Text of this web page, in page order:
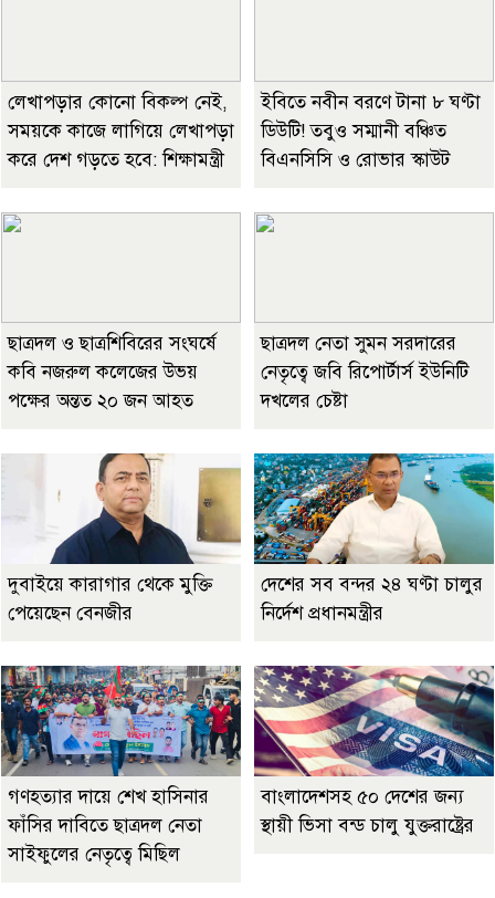
লেখাপড়ার কোনো বিকল্প নেই,
সময়কে কাজে লাগিয়ে লেখাপড়া
করে দেশ গড়তে হবে: শিক্ষামন্ত্রী
ইবিতে নবীন বরণে টানা ৮ ঘণ্টা
ডিউটি! তবুও সম্মানী বঞ্চিত
বিএনসিসি ও রোভার স্কাউট
ছাত্রদল ও ছাত্রশিবিরের সংঘর্ষে
কবি নজরুল কলেজের উভয়
পক্ষের অন্তত ২০ জন আহত
ছাত্রদল নেতা সুমন সরদারের
নেতৃত্বে জবি রিপোর্টার্স ইউনিটি
দখলের চেষ্টা
দুবাইয়ে কারাগার থেকে মুক্তি
পেয়েছেন বেনজীর
দেশের সব বন্দর ২৪ ঘণ্টা চালুর
নির্দেশ প্রধানমন্ত্রীর
গণহত্যার দায়ে শেখ হাসিনার
ফাঁসির দাবিতে ছাত্রদল নেতা
সাইফুলের নেতৃত্বে মিছিল
বাংলাদেশসহ ৫০ দেশের জন্য
স্থায়ী ভিসা বন্ড চালু যুক্তরাষ্ট্রের